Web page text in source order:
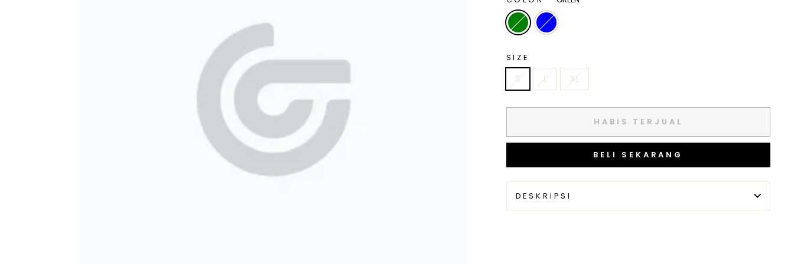
SIZE
S L XL
HABIS TERJUAL
BELI SEKARANG
DESKRIPSI